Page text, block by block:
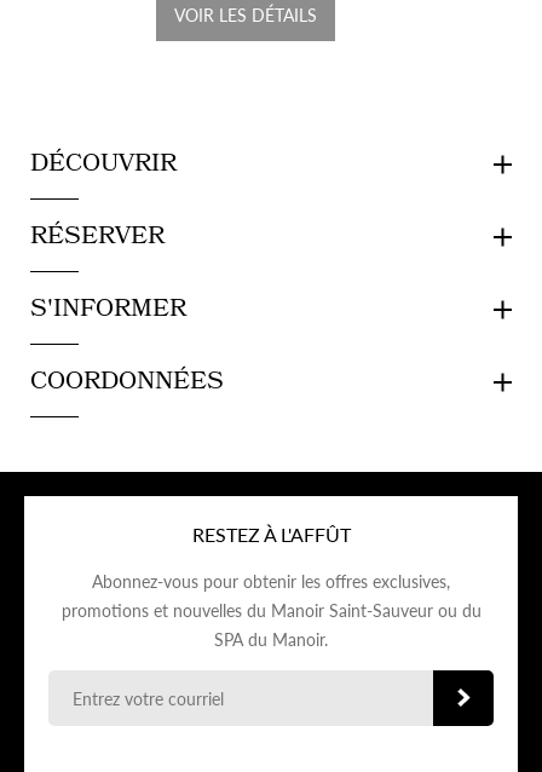
VOIR LES DÉTAILS
DÉCOUVRIR
RÉSERVER
S'INFORMER
COORDONNÉES
RESTEZ À L'AFFÛT
Abonnez-vous pour obtenir les offres exclusives,
promotions et nouvelles du Manoir Saint-Sauveur ou du
SPA du Manoir.